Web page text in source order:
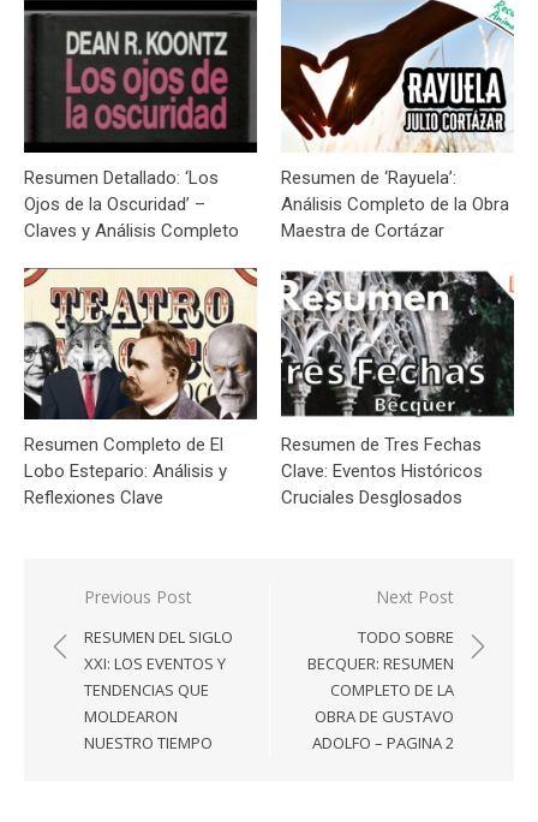
Resumen Detallado: ‘Los
Ojos de la Oscuridad’ –
Claves y Análisis Completo
Resumen de ‘Rayuela’:
Análisis Completo de la Obra
Maestra de Cortázar
Resumen Completo de El
Lobo Estepario: Análisis y
Reflexiones Clave
Resumen de Tres Fechas
Clave: Eventos Históricos
Cruciales Desglosados
Navegación
de
entradas
Previous Post
RESUMEN DEL SIGLO
XXI: LOS EVENTOS Y
TENDENCIAS QUE
MOLDEARON
NUESTRO TIEMPO
Next Post
TODO SOBRE
BECQUER: RESUMEN
COMPLETO DE LA
OBRA DE GUSTAVO
ADOLFO – PAGINA 2